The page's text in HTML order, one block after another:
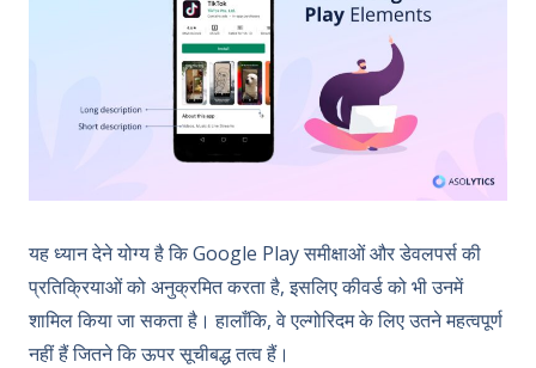
यह ध्यान देने योग्य है कि Google Play समीक्षाओं और डेवलपर्स की
प्रतिक्रियाओं को अनुक्रमित करता है, इसलिए कीवर्ड को भी उनमें
शामिल किया जा सकता है। हालाँकि, वे एल्गोरिदम के लिए उतने महत्वपूर्ण
नहीं हैं जितने कि ऊपर सूचीबद्ध तत्व हैं।